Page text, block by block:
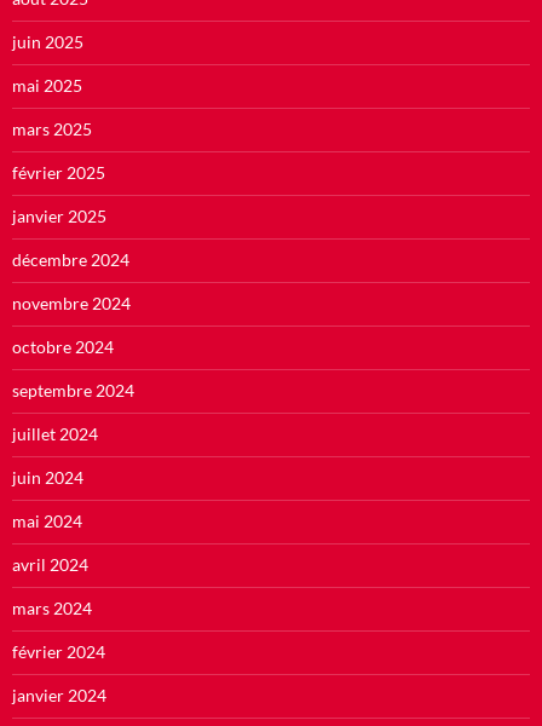
juin 2025
mai 2025
mars 2025
février 2025
janvier 2025
décembre 2024
novembre 2024
octobre 2024
septembre 2024
juillet 2024
juin 2024
mai 2024
avril 2024
mars 2024
février 2024
janvier 2024